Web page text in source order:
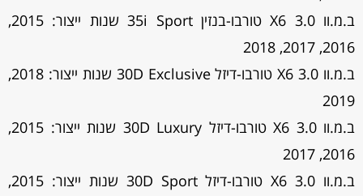
ב.מ.וו X6 3.0 טורבו-בנזין 35i Sport שנות ייצור: 2015,
2016, 2017, 2018
ב.מ.וו X6 3.0 טורבו-דיזל 30D Exclusive שנות ייצור: 2018,
2019
ב.מ.וו X6 3.0 טורבו-דיזל 30D Luxury שנות ייצור: 2015,
2016, 2017
ב.מ.וו X6 3.0 טורבו-דיזל 30D Sport שנות ייצור: 2015,